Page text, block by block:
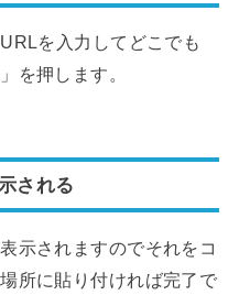
を入力してどこでも
を押します。
される
示されますのでそれをコ
所に貼り付ければ完了で